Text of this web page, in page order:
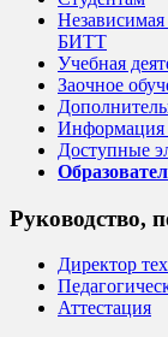
БИТТ
Учебная
Заочное
Информация
Доступные
Руководство,
Директор
Аттестация